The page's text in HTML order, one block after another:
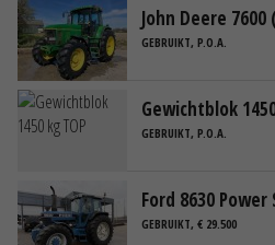
John Deere 7600
GEBRUIKT, P.O.A.
Gewichtblok
GEBRUIKT, P.O.A.
Ford 8630
GEBRUIKT, € 29.500